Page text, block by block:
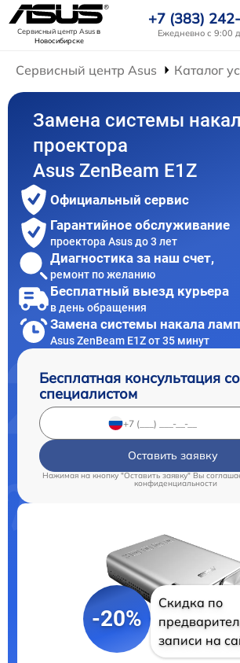
Сервисный центр Asusв
Новосибирске
+7 (383)
Ежедневно с 9:00
Сервисный центр Asus Каталог
Замена системы
проектора
Asus ZenBeam E1Z
Официальный сервис
Гарантийное обслуживание
проектора Asus до 3 лет
Диагностика за наш счет,
ремонт по желанию
Бесплатный выезд курьера
в день обращения
Замена системы накала
Asus ZenBeam E1Z от 35 минут
Бесплатная консультация со
специалистом
Оставить заявку
Нажимая на кнопку "Оставить заявку" Вы
конфиденциальности
-20%
Скидка по
записи на